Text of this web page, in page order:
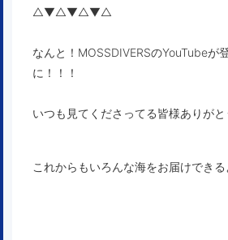
△▼△▼△▼△
なんと！MOSSDIVERSのYouTubeが
に！！！
いつも見てくださってる皆様ありがと
これからもいろんな海をお届けできる